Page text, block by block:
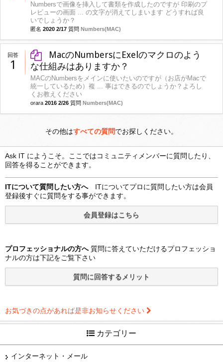
Numbersで画像を挿入して書類を作成したのですが 印刷のプ
レビューの画面 ... の文字が消えてしまいます どうすれば良
いでしょうか？
匿名 2020 2/17 質問 Numbers(MAC)
回答
1
MacのNumbersにExelのマクロのよう
な仕組みはありますか？
MACのNumbersをメインに使いたいのですが（お店がMacで
統一しているため）複 ... 事はできるのでしょうか？よろし
くお教えください
orara 2016 2/26 質問 Numbers(MAC)
その他はすべての質問でお探しください。
Ask IT にようこそ。ここではコミュニティメンバーに質問したり、
回答を得ることができます。
ITについて質問したい方へITについてプロに質問したい方は会員
登録後すぐに質問をする事ができます。
プロフェッショナルの方へ質問に答えていただけるプロフェッショ
ナルの方は下記をご覧下さい
お気づきの点があれば是非お知らせください
カテゴリー
インターネット・メール